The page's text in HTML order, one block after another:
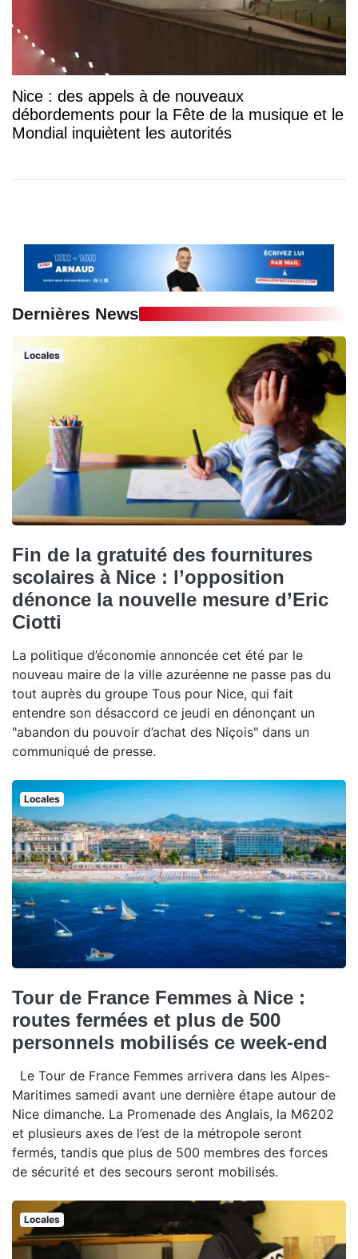
Nice : des appels à de nouveaux
débordements pour la Fête de la musique et le
Mondial inquiètent les autorités
Dernières News
Locales
Fin de la gratuité des fournitures
scolaires à Nice : l’opposition
dénonce la nouvelle mesure d’Eric
Ciotti
La politique d’économie annoncée cet été par le
nouveau maire de la ville azuréenne ne passe pas du
tout auprès du groupe Tous pour Nice, qui fait
entendre son désaccord ce jeudi en dénonçant un
"abandon du pouvoir d’achat des Niçois" dans un
communiqué de presse.
Locales
Tour de France Femmes à Nice :
routes fermées et plus de 500
personnels mobilisés ce week-end
Le Tour de France Femmes arrivera dans les Alpes-
Maritimes samedi avant une dernière étape autour de
Nice dimanche. La Promenade des Anglais, la M6202
et plusieurs axes de l’est de la métropole seront
fermés, tandis que plus de 500 membres des forces
de sécurité et des secours seront mobilisés.
Locales